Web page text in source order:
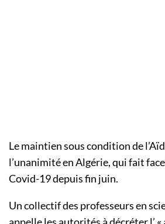
Le maintien sous condition de
l’unanimité en Algérie, qui fait
Covid-19 depuis fin juin.
Un collectif des professeurs en